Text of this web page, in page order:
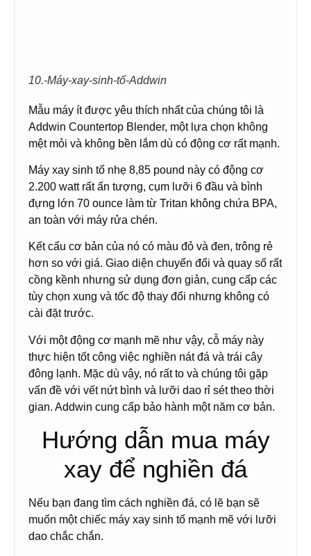
10.-Máy-xay-sinh-tố-Addwin
Mẫu máy ít được yêu thích nhất của chúng tôi là
Addwin Countertop Blender, một lựa chọn không
mệt mỏi và không bền lắm dù có động cơ rất mạnh.
Máy xay sinh tố nhẹ 8,85 pound này có động cơ
2.200 watt rất ấn tượng, cụm lưỡi 6 đầu và bình
đựng lớn 70 ounce làm từ Tritan không chứa BPA,
an toàn với máy rửa chén.
Kết cấu cơ bản của nó có màu đỏ và đen, trông rẻ
hơn so với giá. Giao diện chuyển đổi và quay số rất
cồng kềnh nhưng sử dụng đơn giản, cung cấp các
tùy chọn xung và tốc độ thay đổi nhưng không có
cài đặt trước.
Với một động cơ mạnh mẽ như vậy, cỗ máy này
thực hiện tốt công việc nghiền nát đá và trái cây
đông lạnh. Mặc dù vậy, nó rất to và chúng tôi gặp
vấn đề với vết nứt bình và lưỡi dao rỉ sét theo thời
gian. Addwin cung cấp bảo hành một năm cơ bản.
Hướng dẫn mua máy
xay để nghiền đá
Nếu bạn đang tìm cách nghiền đá, có lẽ bạn sẽ
muốn một chiếc máy xay sinh tố mạnh mẽ với lưỡi
dao chắc chắn.